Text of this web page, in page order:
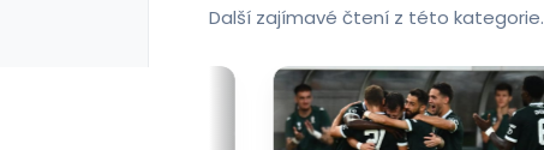
Další zajímavé čtení z této kategorie.